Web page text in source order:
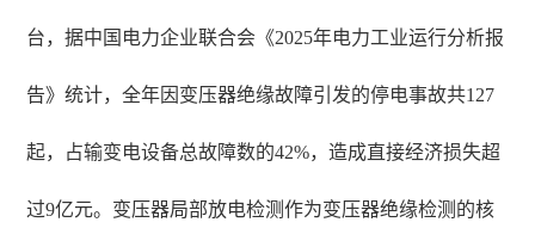
台，据中国电力企业联合会《2025年电力工业运行分析报
告》统计，全年因变压器绝缘故障引发的停电事故共127
起，占输变电设备总故障数的42%，造成直接经济损失超
过9亿元。变压器局部放电检测作为变压器绝缘检测的核